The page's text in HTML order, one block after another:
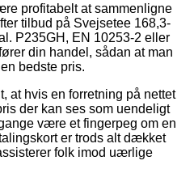
profitabelt at sammenligne
tilbud på Svejsetee 168,3-
P235GH, EN 10253-2 eller
din handel, sådan at man
bedste pris.
at hvis en forretning på nettet
der kan ses som uendeligt
være et fingerpeg om en
er trods alt dækket
folk imod uærlige